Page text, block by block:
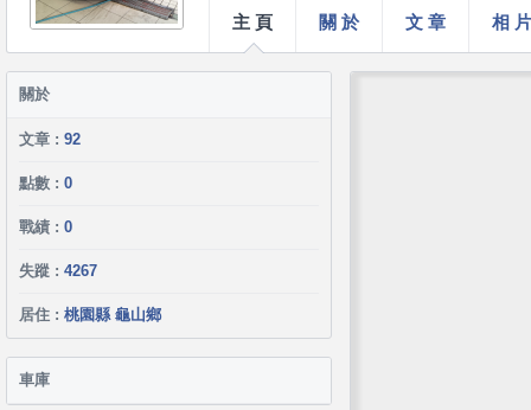
主 頁 關 於 文 章 相 片
關於
文章 : 92
點數 : 0
戰績 : 0
失蹤 : 4267
居住 : 桃園縣 龜山鄉
車庫